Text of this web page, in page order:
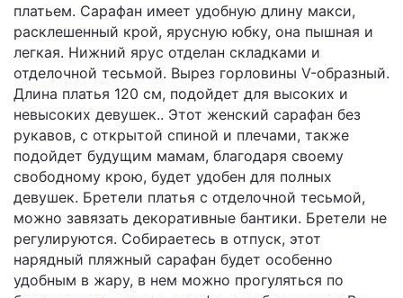
платьем. Сарафан имеет удобную длину макси,
расклешенный крой, ярусную юбку, она пышная и
легкая. Нижний ярус отделан складками и
отделочной тесьмой. Вырез горловины V-образный.
Длина платья 120 см, подойдет для высоких и
невысоких девушек.. Этот женский сарафан без
рукавов, с открытой спиной и плечами, также
подойдет будущим мамам, благодаря своему
свободному крою, будет удобен для полных
девушек. Бретели платья с отделочной тесьмой,
можно завязать декоративные бантики. Бретели не
регулируются. Собираетесь в отпуск, этот
нарядный пляжный сарафан будет особенно
удобным в жару, в нем можно прогуляться по